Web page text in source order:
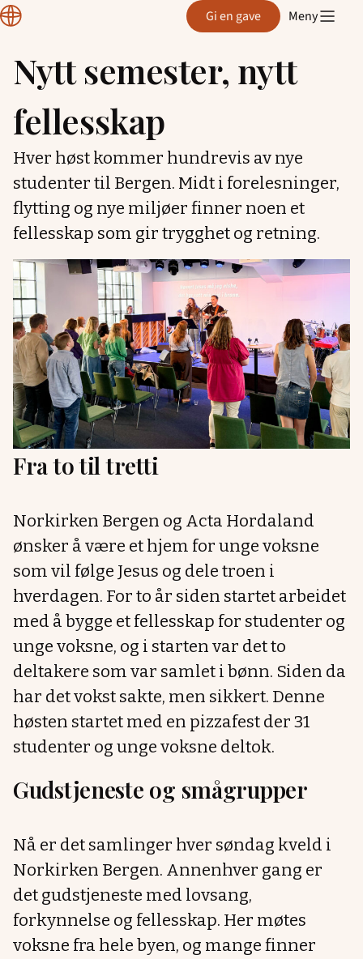
Hopp
innhold
Normisjon
Hordaland
Gi en gave Meny
Nytt semester, nytt
fellesskap
Hver høst kommer hundrevis av nye
studenter til Bergen. Midt i forelesninger,
flytting og nye miljøer finner noen et
fellesskap som gir trygghet og retning.
Fra to til tretti
Norkirken Bergen og Acta Hordaland
ønsker å være et hjem for unge voksne
som vil følge Jesus og dele troen i
hverdagen. For to år siden startet arbeidet
med å bygge et fellesskap for studenter og
unge voksne, og i starten var det to
deltakere som var samlet i bønn. Siden da
har det vokst sakte, men sikkert. Denne
høsten startet med en pizzafest der 31
studenter og unge voksne deltok.
Gudstjeneste og smågrupper
Nå er det samlinger hver søndag kveld i
Norkirken Bergen. Annenhver gang er
det gudstjeneste med lovsang,
forkynnelse og fellesskap. Her møtes
voksne fra hele byen, og mange finner